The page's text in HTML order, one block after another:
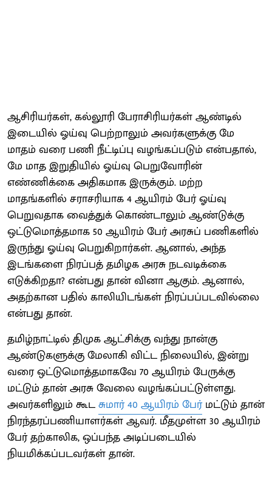
ஆசிரியர்கள், கல்லூரி பேராசிரியர்கள் ஆண்டில்
இடையில் ஓய்வு பெற்றாலும் அவர்களுக்கு மே
மாதம் வரை பணி நீட்டிப்பு வழங்கப்படும் என்பதால்,
மே மாத இறுதியில் ஓய்வு பெறுவோரின்
எண்ணிக்கை அதிகமாக இருக்கும். மற்ற
மாதங்களில் சராசரியாக 4 ஆயிரம் பேர் ஓய்வு
பெறுவதாக வைத்துக் கொண்டாலும் ஆண்டுக்கு
ஒட்டுமொத்தமாக 50 ஆயிரம் பேர் அரசுப் பணிகளில்
இருந்து ஓய்வு பெறுகிறார்கள். ஆனால், அந்த
இடங்களை நிரப்பத் தமிழக அரசு நடவடிக்கை
எடுக்கிறதா? என்பது தான் வினா ஆகும். ஆனால்,
அதற்கான பதில் காலியிடங்கள் நிரப்பப்படவில்லை
என்பது தான்.
தமிழ்நாட்டில் திமுக ஆட்சிக்கு வந்து நான்கு
ஆண்டுகளுக்கு மேலாகி விட்ட நிலையில், இன்று
வரை ஒட்டுமொத்தமாகவே 70 ஆயிரம் பேருக்கு
மட்டும் தான் அரசு வேலை வழங்கப்பட்டுள்ளது.
அவர்களிலும் கூடசுமார் 40 ஆயிரம் பேர்மட்டும் தான்
நிரந்தரப்பணியாளர்கள் ஆவர். மீதமுள்ள 30 ஆயிரம்
பேர் தற்காலிக, ஒப்பந்த அடிப்படையில்
நியமிக்கப்படவர்கள் தான்.